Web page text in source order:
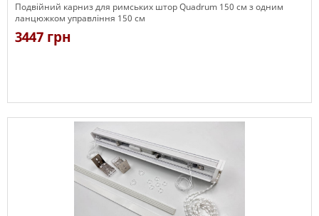
Подвійний карниз для римських штор Quadrum 150 см з одним
ланцюжком управління 150 см
3447 грн